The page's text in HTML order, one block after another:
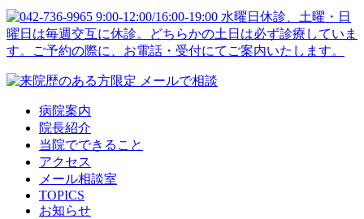
病院案内
院長紹介
当院でできること
アクセス
メール相談室
TOPICS
お知らせ